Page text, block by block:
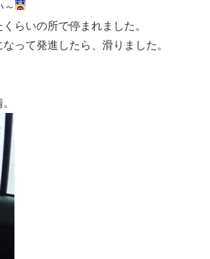
～
らいの所で停まれました。
って発進したら、滑りました。